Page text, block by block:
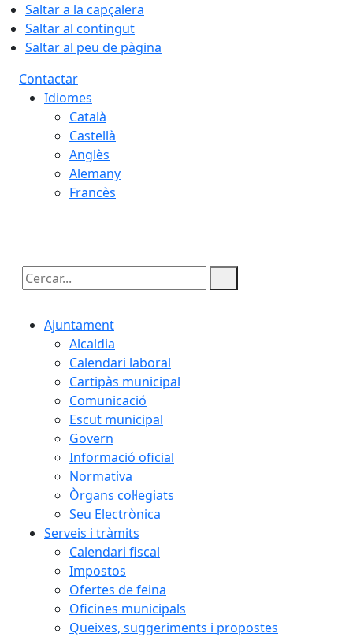
Saltar a la capçalera
Saltar al contingut
Saltar al peu de pàgina
Contactar
Idiomes
Català
Castellà
Anglès
Alemany
Francès
Cercar:
Ajuntament
Alcaldia
Calendari laboral
Cartipàs municipal
Comunicació
Escut municipal
Govern
Informació oficial
Normativa
Òrgans col·legiats
Seu Electrònica
Serveis i tràmits
Calendari fiscal
Impostos
Ofertes de feina
Oficines municipals
Queixes, suggeriments i propostes